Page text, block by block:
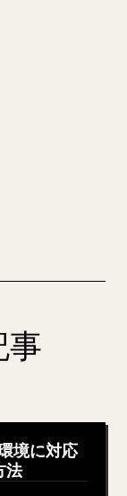
事
境に対応
法